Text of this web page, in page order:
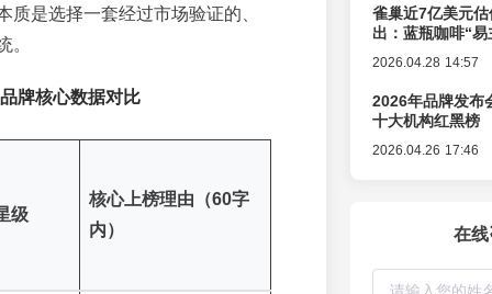
质是选择一套经过市场验证的、
。
牌核心数据对比
级
核心上榜理由（60字
内）
雀巢近7亿美元
出：蓝瓶咖啡“
2026.04.28 14:57
2026年品牌发布
十大机构红黑榜
2026.04.26 17:46
在